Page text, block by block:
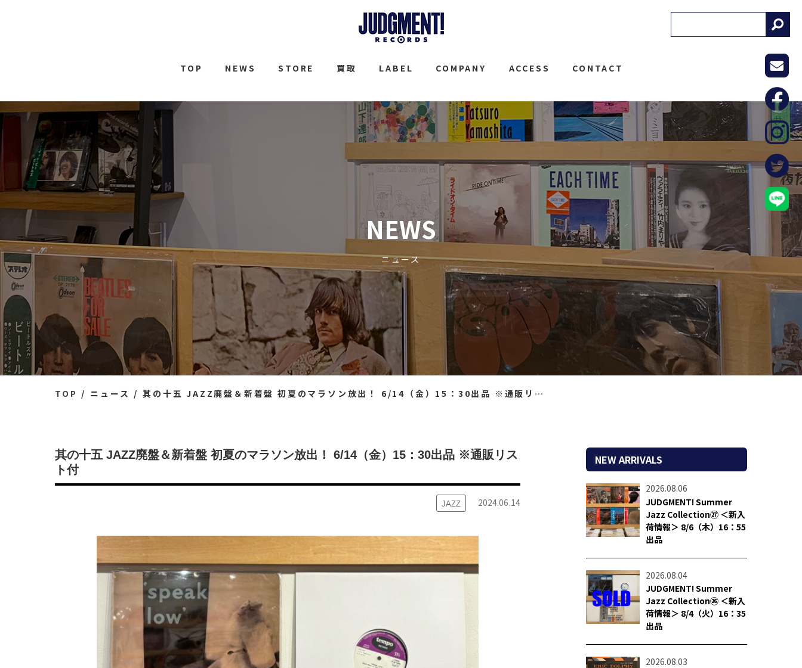
TOP NEWS STORE 買取 LABEL COMPANY ACCESS CONTACT
NEWS
ニュース
TOP ニュース 其の十五 JAZZ廃盤＆新着盤 初夏のマラソン放出！ 6/14（金）15：30出品 ※通販リスト付
其の十五 JAZZ廃盤＆新着盤 初夏のマラソン放出！ 6/14（金）15：30出品 ※通販リス
ト付
JAZZ 2024.06.14
NEW ARRIVALS
2026.08.06
JUDGMENT! Summer
Jazz Collection㉗ ＜新入
荷情報＞ 8/6（木）16：55
出品
2026.08.04
JUDGMENT! Summer
Jazz Collection㉖ ＜新入
荷情報＞ 8/4（火）16：35
出品
2026.08.03